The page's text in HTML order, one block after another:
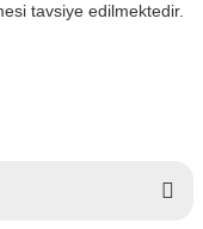
tavsiye edilmektedir.